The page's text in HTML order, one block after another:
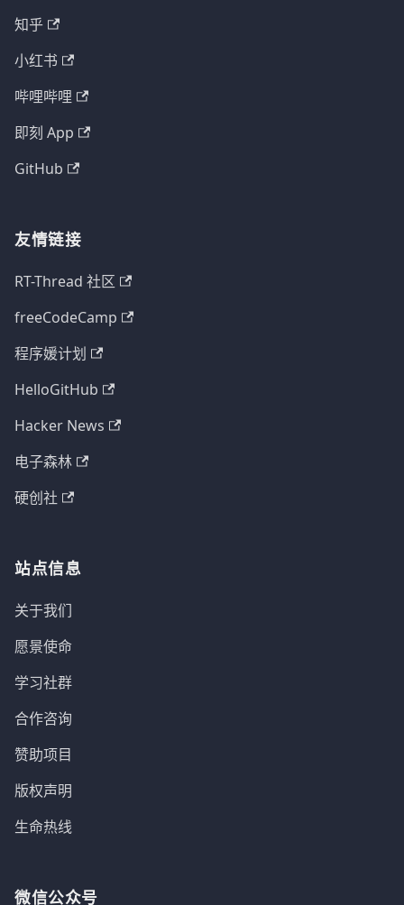
知乎
小红书
哔哩哔哩
即刻 App
GitHub
友情链接
RT-Thread 社区
freeCodeCamp
程序媛计划
HelloGitHub
Hacker News
电子森林
硬创社
站点信息
关于我们
愿景使命
学习社群
合作咨询
赞助项目
版权声明
生命热线
微信公众号